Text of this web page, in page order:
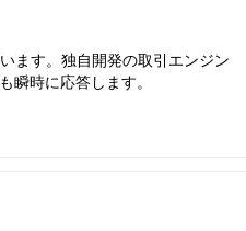
ます。独自開発の取引エンジン
瞬時に応答します。